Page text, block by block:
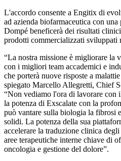
L'accordo consente a Engitix di
ad azienda biofarmaceutica con
Dompé beneficerà dei risultati
prodotti commercializzati sviluppati
“La nostra missione è migliorare la
con i migliori team accademici e
che porterà nuove risposte a
spiegato Marcello Allegretti, Chief
“Non vediamo l'ora di lavorare con
la potenza di Exscalate con la
può vantare sulla biologia la fibrosi
solidi. La potenza della sua
accelerare la traduzione clinica
aree terapeutiche interne chiave di
oncologia e gestione del dolore”.